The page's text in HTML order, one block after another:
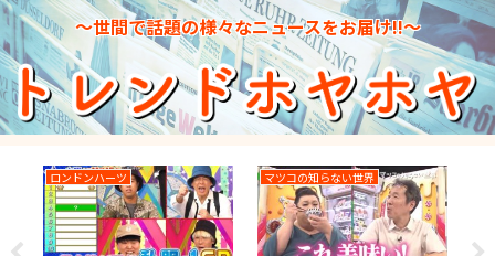
～世間で話題の様々なニュースをお届け!!～
マツコの知らない世界 IPPONグランプリ